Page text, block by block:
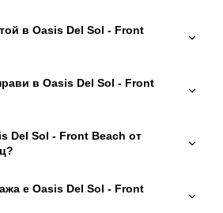
в Oasis Del Sol - Front
в Oasis Del Sol - Front
Del Sol - Front Beach от
е Oasis Del Sol - Front